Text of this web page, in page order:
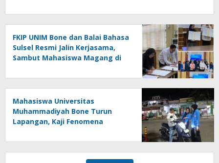
FKIP UNIM Bone dan Balai Bahasa
Sulsel Resmi Jalin Kerjasama,
Sambut Mahasiswa Magang di
Mahasiswa Universitas
Muhammadiyah Bone Turun
Lapangan, Kaji Fenomena
melalui Riset FOTOFOBIA